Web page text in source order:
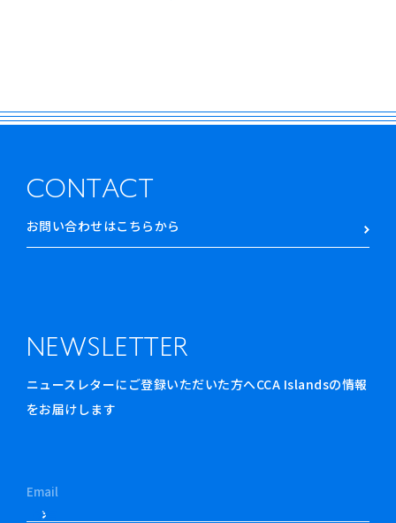
CONTACT
お問い合わせはこちらから
NEWSLETTER
ニュースレターにご登録いただいた方へCCA Islandsの情報
をお届けします